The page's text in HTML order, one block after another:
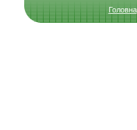
Головна